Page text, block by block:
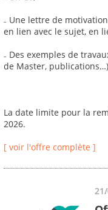
₋ Une lettre de
en lien avec le sujet, en
₋ Des exemples de
de Master,
La date limite pour la
2026.
[ voir l'offre complète ]